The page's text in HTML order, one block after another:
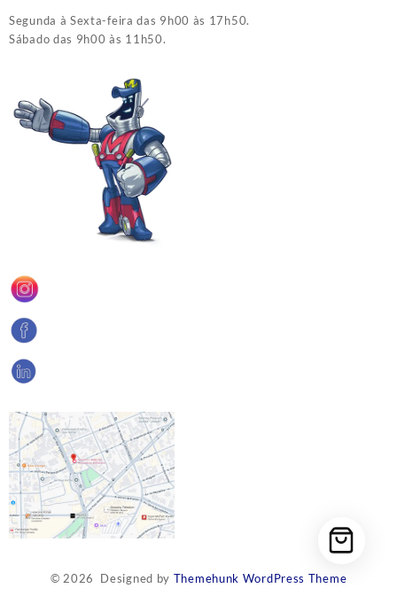
Segunda à Sexta-feira das 9h00 às 17h50.
Sábado das 9h00 às 11h50.
© 2026 Designed by Themehunk WordPress Theme